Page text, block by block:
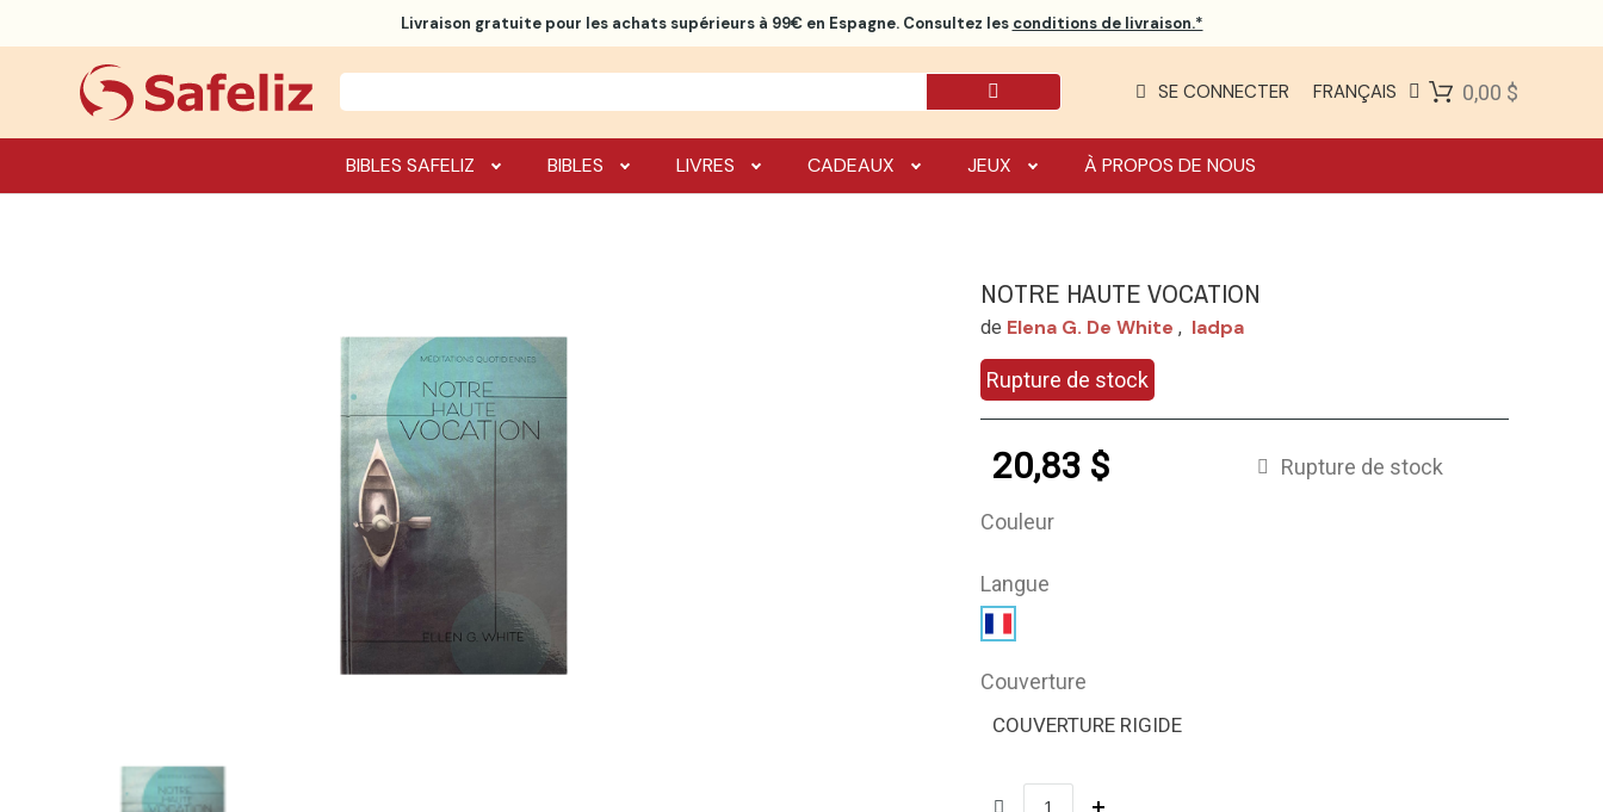
Livraison gratuitepour les achats supérieurs à 99€ en Espagne. Consultez les conditions de livraison.*
SE CONNECTER FRANÇAIS 0,00 $
BIBLES SAFELIZ BIBLES LIVRES CADEAUX JEUX À PROPOS DE NOUS
NOTRE HAUTE VOCATION
de Elena G. De White , Iadpa
Rupture de stock
20,83 $ Rupture de stock
Couleur
Langue
Couverture
COUVERTURE RIGIDE